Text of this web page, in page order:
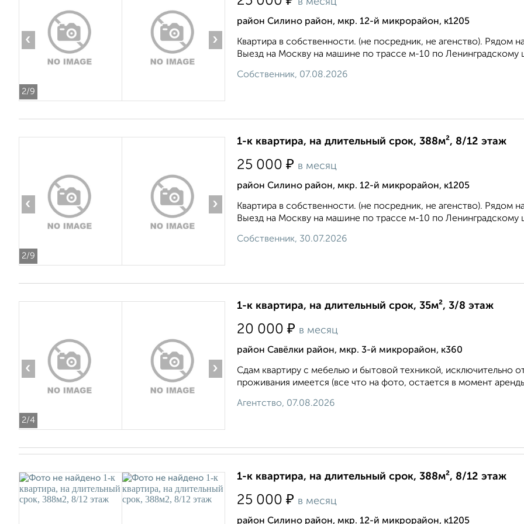
2/9
‹ ›
район Силино район, мкр. 12-й микрорайон, к1205
Квартира в собственности. (не посредник, не агенство). Рядом
Выезд на Москву на машине по трассе м-10 по
Собственник, 07.08.2026
2/9
‹ ›
1-к квартира, на длительный срок, 388м², 8/12 этаж
25 000 ₽ в месяц
район Силино район, мкр. 12-й микрорайон, к1205
Квартира в собственности. (не посредник, не агенство). Рядом
Выезд на Москву на машине по трассе м-10 по
Собственник, 30.07.2026
2/4
‹ ›
1-к квартира, на длительный срок, 35м², 3/8 этаж
20 000 ₽ в месяц
район Савёлки район, мкр. 3-й микрорайон, к360
Сдам квартиру с мебелью и бытовой техникой, исключительно
проживания имеется (все что на фото, остается в момент
Агентство, 07.08.2026
1-к квартира, на длительный срок, 388м², 8/12 этаж
25 000 ₽ в месяц
район Силино район, мкр. 12-й микрорайон, к1205